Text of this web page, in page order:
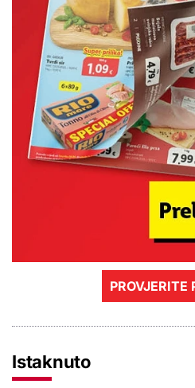
PROVJERITE
Istaknuto